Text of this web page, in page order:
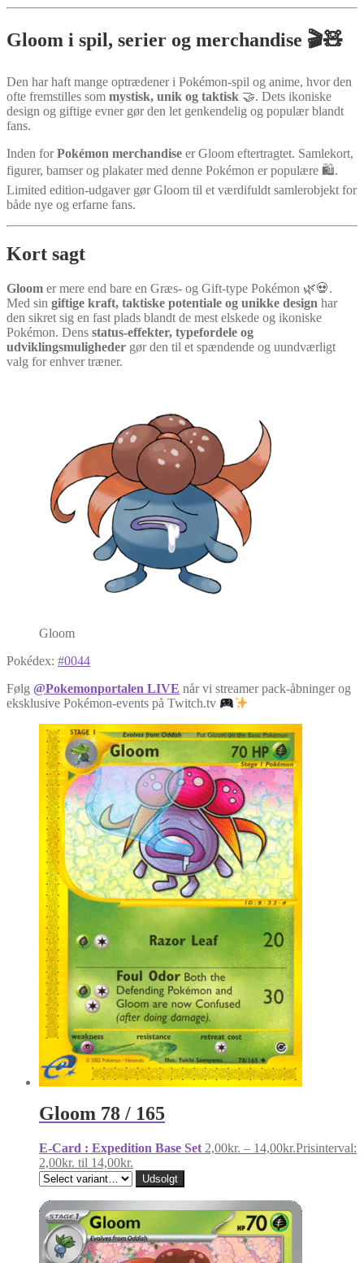
Gloom i spil, serier og merchandise 🎬🧸
Den har haft mange optrædener i Pokémon-spil og anime, hvor den
ofte fremstilles som mystisk, unik og taktisk 🤝. Dets ikoniske
design og giftige evner gør den let genkendelig og populær blandt
fans.
Inden forPokémon merchandise er Gloom eftertragtet. Samlekort,
figurer, bamser og plakater med denne Pokémon er populære 🛍️.
Limited edition-udgaver gør Gloom til et værdifuldt samlerobjekt for
både nye og erfarne fans.
Kort sagt
Gloom er mere end bare en Græs- og Gift-type Pokémon 🌿💀.
Med sin giftige kraft, taktiske potentiale og unikke design har
den sikret sig en fast plads blandt de mest elskede og ikoniske
Pokémon. Dens status-effekter, typefordele og
udviklingsmuligheder gør den til et spændende og uundværligt
valg for enhver træner.
Gloom
Pokédex: #0044
Følg @Pokemonportalen LIVE når vi streamer pack-åbninger og
eksklusive Pokémon-events på Twitch.tv
Gloom 78 / 165
E-Card : Expedition Base Set 2,00kr. – 14,00kr.Prisinterval:
2,00kr. til 14,00kr.
Udsolgt